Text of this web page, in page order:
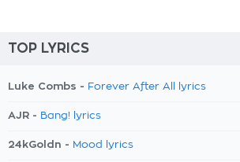
TOP LYRICS
Luke Combs - Forever After All lyrics
AJR - Bang! lyrics
24kGoldn - Mood lyrics